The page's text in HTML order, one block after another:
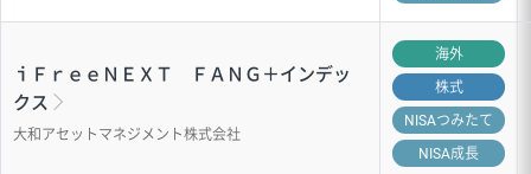
ｉＦｒｅｅＮＥＸＴ ＦＡＮＧ＋インデッ
クス
大和アセットマネジメント株式会社
海外
株式
NISAつみたて
NISA成長